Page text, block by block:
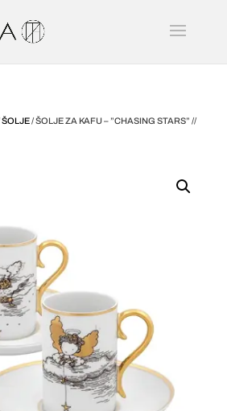
ŠOLJE/ ŠOLJE ZA KAFU – ”CHASING STARS” //